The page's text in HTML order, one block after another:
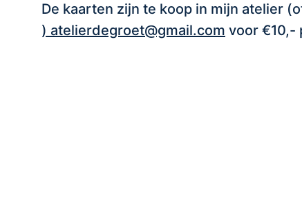
De kaarten zijn te koop in mijn atelier
) atelierdegroet@gmail.com voor €10,-